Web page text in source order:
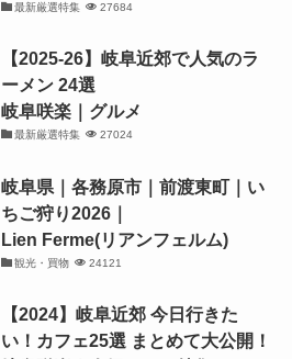
最新厳選特集 27684
【2025-26】岐阜近郊で人気のラ
ーメン 24選
岐阜咲楽｜グルメ
最新厳選特集 27024
岐阜県｜各務原市｜前渡東町｜い
ちご狩り2026｜
Lien Ferme(リアンフェルム)
観光・買物 24121
【2024】岐阜近郊 今日行きた
い！カフェ25選 まとめて大公開！